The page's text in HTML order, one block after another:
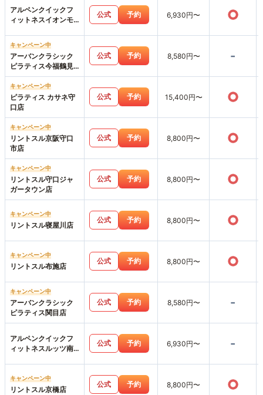
アルペンクイックフ
ィットネスイオンモ
公式 予約 6,930円〜 ○
キャンペーン中
アーバンクラシック
ピラティス今福鶴見
店
公式 予約 8,580円〜 -
キャンペーン中
ピラティス カサネ守
口店
公式 予約 15,400円〜 ○
キャンペーン中
リントスル京阪守口
市店
公式 予約 8,800円〜 ○
キャンペーン中
リントスル守口ジャ
ガータウン店
公式 予約 8,800円〜 ○
キャンペーン中
リントスル寝屋川店
公式 予約 8,800円〜 ○
キャンペーン中
リントスル布施店
公式 予約 8,800円〜 ○
キャンペーン中
アーバンクラシック
ピラティス関目店
公式 予約 8,580円〜 -
アルペンクイックフ
ィットネスルッツ南
公式 予約 6,930円〜 -
キャンペーン中
リントスル京橋店
公式 予約 8,800円〜 ○